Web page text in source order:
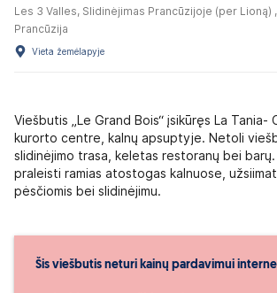
Les 3 Valles, Slidinėjimas Prancūzijoje (per Lioną) ,
Prancūzija
Vieta žemėlapyje
Viešbutis „Le Grand Bois“ įsikūręs La Tania-
kurorto centre, kalnų apsuptyje. Netoli
slidinėjimo trasa, keletas restoranų bei
praleisti ramias atostogas kalnuose,
pėsčiomis bei slidinėjimu.
Šis viešbutis neturi kainų pardavimui